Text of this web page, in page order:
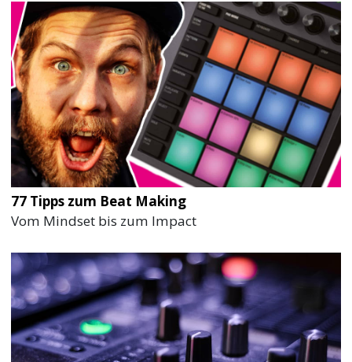
77 Tipps zum Beat Making
Vom Mindset bis zum Impact